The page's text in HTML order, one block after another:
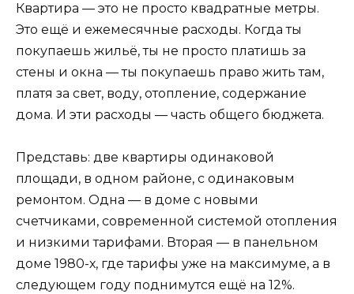
Квартира — это не просто квадратные метры.
Это ещё и ежемесячные расходы. Когда ты
покупаешь жильё, ты не просто платишь за
стены и окна — ты покупаешь право жить там,
платя за свет, воду, отопление, содержание
дома. И эти расходы — часть общего бюджета.
Представь: две квартиры одинаковой
площади, в одном районе, с одинаковым
ремонтом. Одна — в доме с новыми
счетчиками, современной системой отопления
и низкими тарифами. Вторая — в панельном
доме 1980-х, где тарифы уже на максимуме, а в
следующем году поднимутся ещё на 12%.